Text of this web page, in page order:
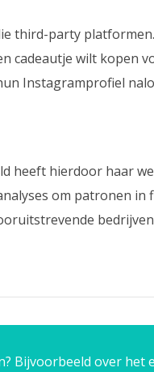
third-party
cadeautje wilt kopen
Instagramprofiel
heeft hierdoor haar
om patronen in
Bijvoorbeeld over het